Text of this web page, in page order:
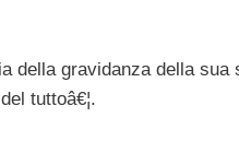
della gravidanza della
tuttoâ€¦.